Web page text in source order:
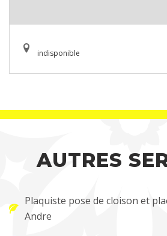
indisponible
AUTRES
Plaquiste pose de cloison et
Andre